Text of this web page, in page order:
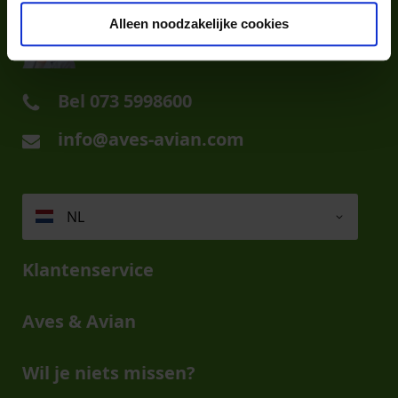
Alleen noodzakelijke cookies
Bel 073 5998600
info@aves-avian.com
NL
Klantenservice
Aves & Avian
Wil je niets missen?